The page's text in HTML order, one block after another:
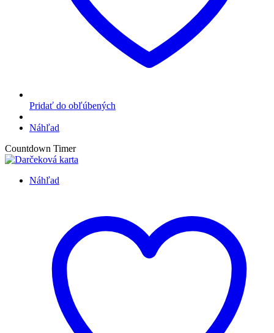
Pridať do obľúbených
Náhľad
Countdown Timer
Náhľad